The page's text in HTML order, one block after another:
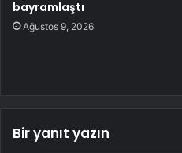
bayramlaştı
Ağustos 9, 2026
Bir yanıt yazın